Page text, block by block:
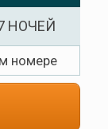
НОЧЕЙ
номере